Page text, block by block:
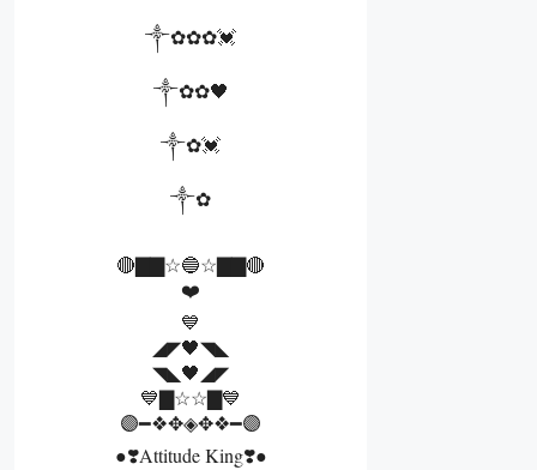
༒✿✿✿💓
༒✿✿🖤
༒✿💓
༒✿
🔴▇▇☆🔵☆▇▇🔴
❤️
💙
◢◤🖤◥◣
◥◣🖤◢◤
💙▇☆☆▇💙
🟣━❖✥◈✥❖━🟣
●❣️Attitude King❣️●